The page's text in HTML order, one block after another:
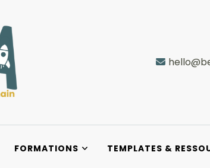
FORMATIONS TEMPLATES &